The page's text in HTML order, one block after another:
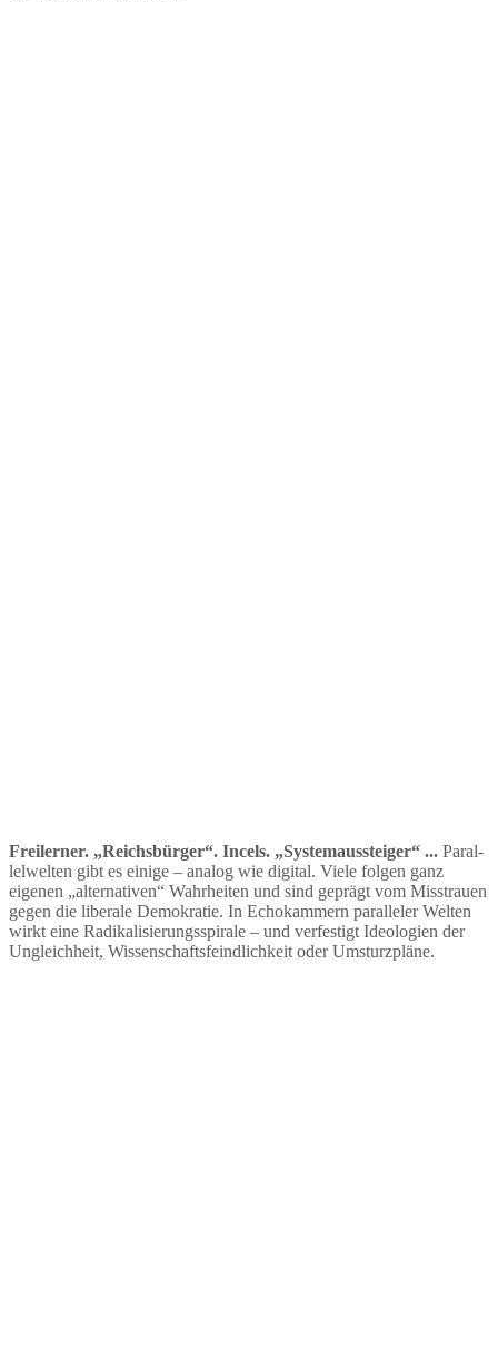
Freilerner. „Reichs­bürger“. Incels. „System­aus­steiger“ ... Paral­
lel­welten gibt es einige – analog wie digital. Viele folgen ganz
eigenen „alter­na­tiven“ Wahrheiten und sind geprägt vom Misstrauen
gegen die liberale Demokratie. In Echokammern paral­leler Welten
wirkt eine Radika­li­sie­rungs­spirale – und verfestigt Ideologien der
Ungleichheit, Wissen­schafts­feind­lichkeit oder Umsturzpläne.